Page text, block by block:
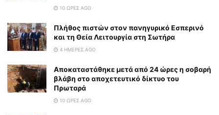
10 ΏΡΕΣ AGO
Πλήθος πιστών στον πανηγυρικό Εσπερινό
και τη Θεία Λειτουργία στη Σωτήρα
4 ΗΜΈΡΕΣ AGO
Αποκαταστάθηκε μετά από 24 ώρες η σοβαρή
βλάβη στο αποχετευτικό δίκτυο του
Πρωταρά
10 ΏΡΕΣ AGO